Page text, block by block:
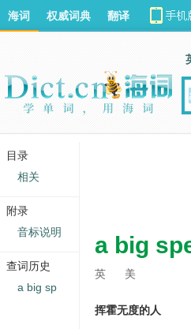
a big
英 美
挥霍无度的人
海词 权威词典 翻译
目录
相关
附录
音标说明
查词历史
a big sp